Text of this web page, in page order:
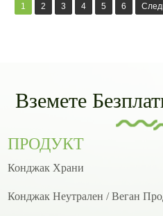
1 2 3 4 5 6
Вземете
ПРОДУКТ
Конджак Храни
Конджак Неутрален / Веган